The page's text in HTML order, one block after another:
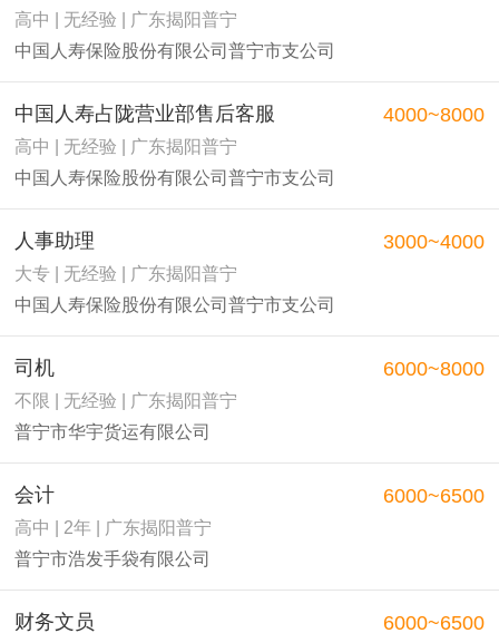
高中 | 无经验 | 广东揭阳普宁
中国人寿保险股份有限公司普宁市支公司
中国人寿占陇营业部售后客服
高中 | 无经验 | 广东揭阳普宁
中国人寿保险股份有限公司普宁市支公司
4000~8000
人事助理
大专 | 无经验 | 广东揭阳普宁
中国人寿保险股份有限公司普宁市支公司
3000~4000
司机
不限 | 无经验 | 广东揭阳普宁
普宁市华宇货运有限公司
6000~8000
会计
高中 | 2年 | 广东揭阳普宁
普宁市浩发手袋有限公司
6000~6500
财务文员 6000~6500